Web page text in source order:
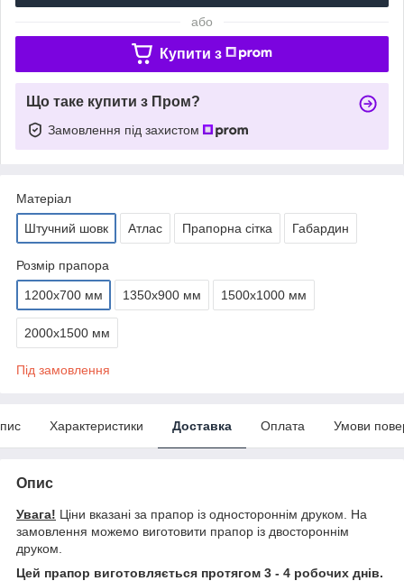
або
Купити з
Що таке купити з Пром?
Замовлення під захистом
Матеріал
Штучний шовк Атлас Прапорна сітка Габардин
Розмір прапора
1200х700 мм 1350х900 мм 1500х1000 мм
2000х1500 мм
Під замовлення
Характеристики Доставка Оплата Умови
Опис
Увага! Ціни вказані за прапор із одностороннім друком. На
замовлення можемо виготовити прапор із двостороннім
друком.
Цей прапор виготовляється протягом 3 - 4 робочих днів.